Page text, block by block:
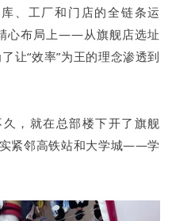
、工厂和门店的全链条运
心布局上——从旗舰店选址
让“效率”为王的理念渗透到
，就在总部楼下开了旗舰
实紧邻高铁站和大学城——学